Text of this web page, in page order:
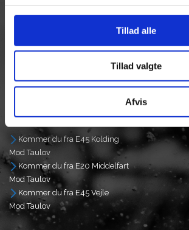
Tillad alle
Tillad valgte
Afvis
8.00. - 17.00
8.00. - 15.00
FIND VEJ
Kommer du fra E45 Kolding
Mod Taulov
Kommer du fra E20 Middelfart
Mod Taulov
Kommer du fra E45 Vejle
Mod Taulov